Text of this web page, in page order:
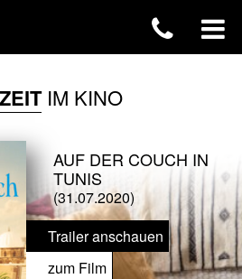
IM KINO
AUF DER COUCH IN
TUNIS
(31.07.2020)
Trailer anschauen
zum Film